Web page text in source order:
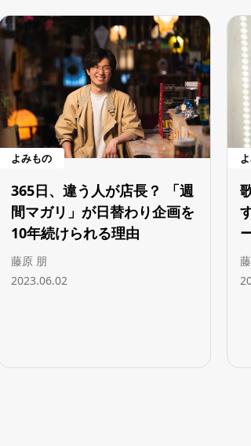
よみもの
365日、違う人が店長？ 「週
間マガリ」が日替わり企画を
10年続けられる理由
藤原 朋
2023.06.02